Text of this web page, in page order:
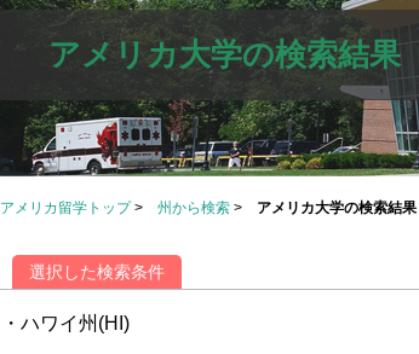
アメリカ大学の検索結果
アメリカ留学トップ > 州から検索 > アメリカ大学の検索結果
選択した検索条件
・ハワイ州(HI)